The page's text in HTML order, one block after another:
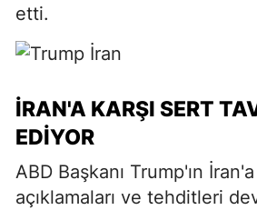
etti.
İRAN'A KARŞI SERT
EDIYOR
ABD Başkanı Trump'ın
açıklamaları ve tehditleri